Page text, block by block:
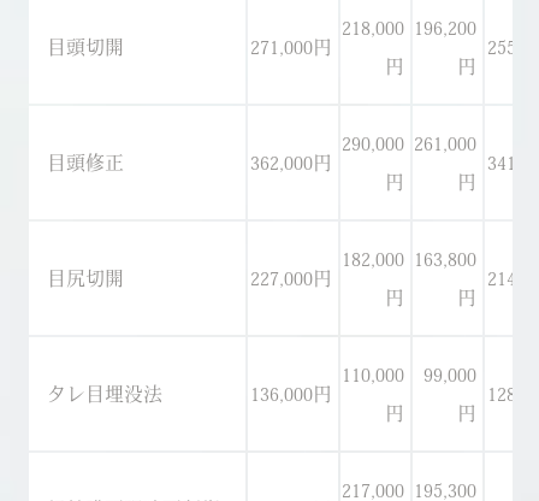
目頭切開 271,000円
218,000
円
196,200
円
目頭修正 362,000円
290,000
円
261,000
円
目尻切開 227,000円
182,000
円
163,800
円
タレ目埋没法 136,000円
110,000
円
99,000
円
217,000
195,300